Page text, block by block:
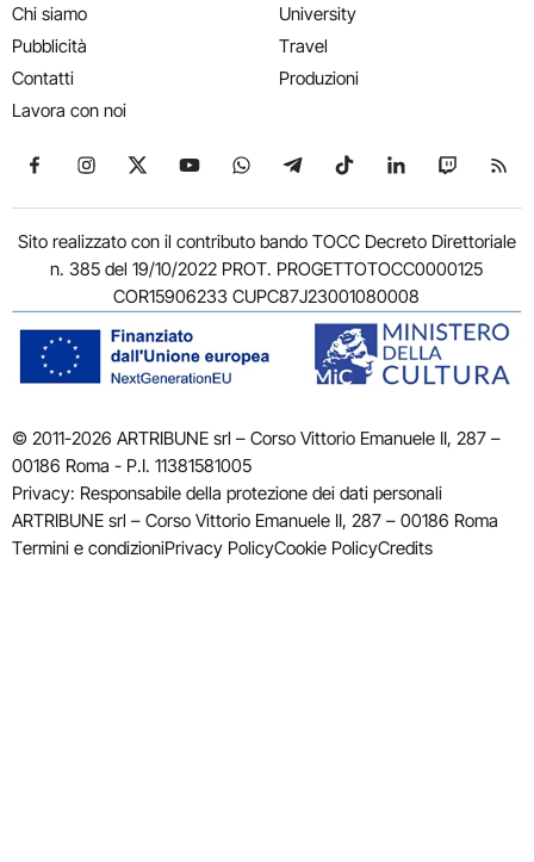
Chi siamo
Pubblicità
Contatti
Lavora con noi
University
Travel
Produzioni
Seguici su Facebook
Seguici su Instagram
Seguici su X
Seguici su YouTube
Seguici su WhatsApp
Seguici su Telegram
Seguici su TikTok
Seguici su
Seguici
Sito realizzato con il contributo bando TOCC Decreto Direttoriale
n. 385 del 19/10/2022 PROT. PROGETTOTOCC0000125
COR15906233 CUPC87J23001080008
© 2011-2026 ARTRIBUNE srl – Corso Vittorio Emanuele II, 287 –
00186 Roma - P.I. 11381581005
Privacy: Responsabile della protezione dei dati personali
ARTRIBUNE srl – Corso Vittorio Emanuele II, 287 – 00186 Roma
Termini e condizioniPrivacy PolicyCookie PolicyCredits